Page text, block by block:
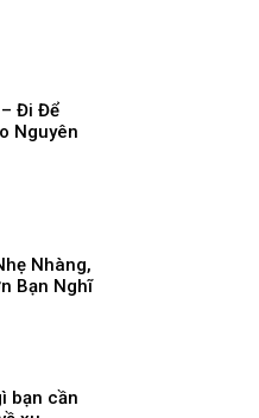
Đi Để
Nguyên
Nhàng,
Bạn Nghĩ
bạn cần